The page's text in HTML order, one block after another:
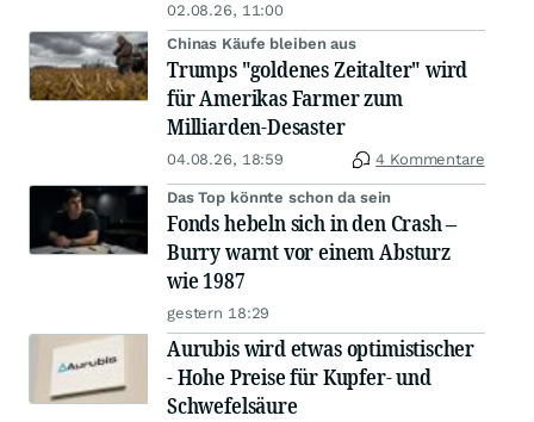
02.08.26, 11:00
Chinas Käufe bleiben aus
Trumps "goldenes Zeitalter" wird
für Amerikas Farmer zum
Milliarden-Desaster
04.08.26, 18:59 4 Kommentare
Das Top könnte schon da sein
Fonds hebeln sich in den Crash –
Burry warnt vor einem Absturz
wie 1987
gestern 18:29
Aurubis wird etwas optimistischer
- Hohe Preise für Kupfer- und
Schwefelsäure